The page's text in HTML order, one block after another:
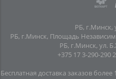
РБ, г.Минск,
РБ, г.Минск, Площадь
РБ, г.Минск, ул.
+375 17 3-290-290
Бесплатная доставка заказов